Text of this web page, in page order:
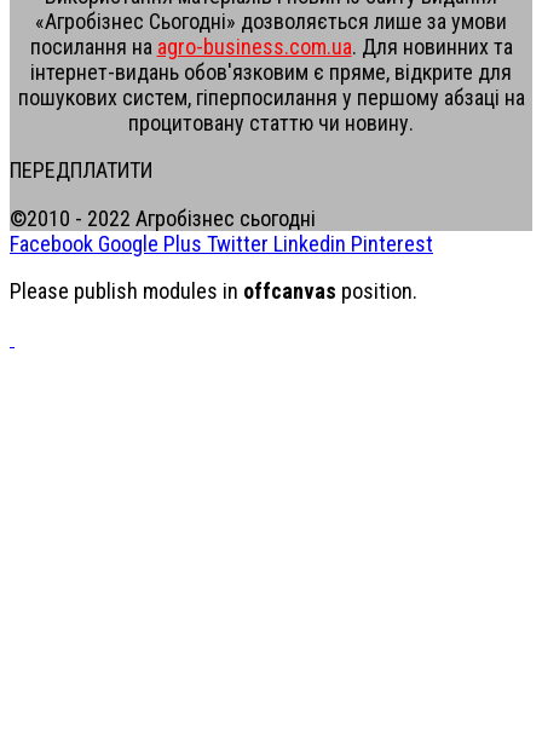
«Агробізнес Сьогодні» дозволяється лише за умови
посилання на agro-business.com.ua. Для новинних та
інтернет-видань обов'язковим є пряме, відкрите для
пошукових систем, гіперпосилання у першому абзаці на
процитовану статтю чи новину.
ПЕРЕДПЛАТИТИ
©2010 - 2022 Агробізнес сьогодні
Facebook Google Plus Twitter Linkedin Pinterest
Please publish modules in offcanvas position.